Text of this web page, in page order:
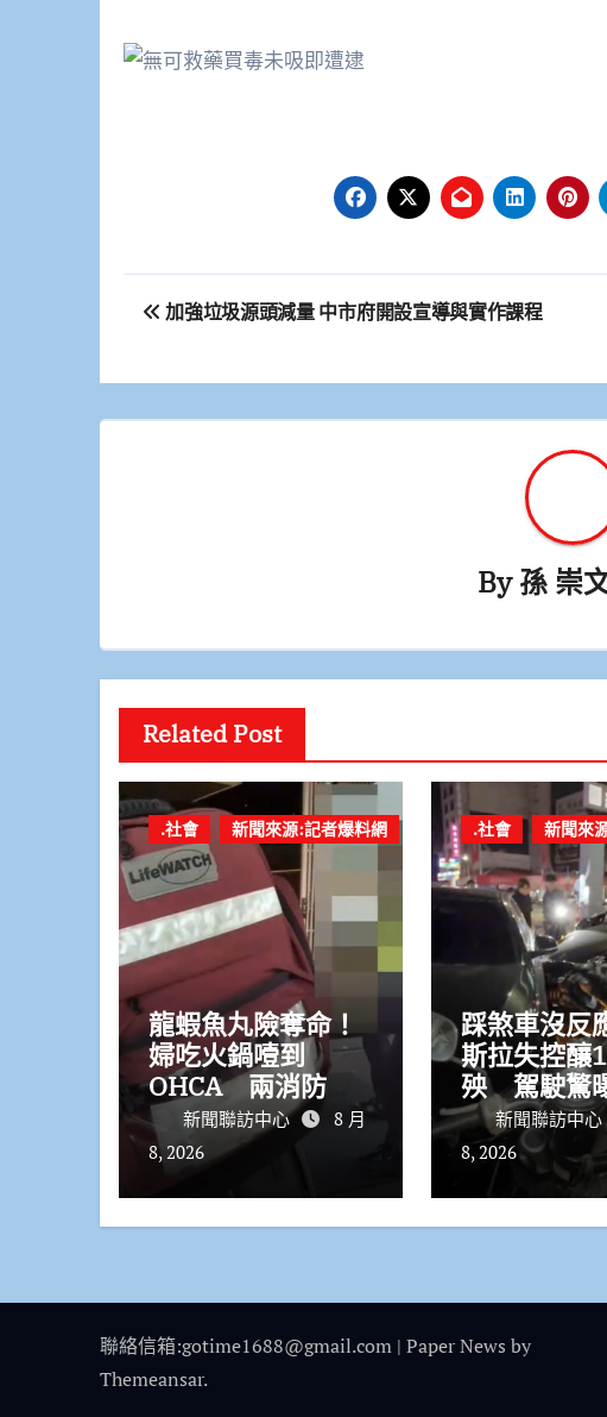
文
導
加強垃圾源頭減量 中市府開設宣導與實作課程
By孫 崇
Related Post
.社會 新聞來源:記者爆料網
龍蝦魚丸險奪命！
婦吃火鍋噎到
OHCA 兩消防昔
日同袍聯手搶回一
命
新聞聯訪中心
8 月
8, 2026
.社會 新聞來
踩煞車沒反
斯拉失控釀
殃 駕駛驚
法控制、車
小孩
新聞聯訪中心
8, 2026
聯絡信箱:gotime1688@gmail.com | Paper News by
Themeansar.